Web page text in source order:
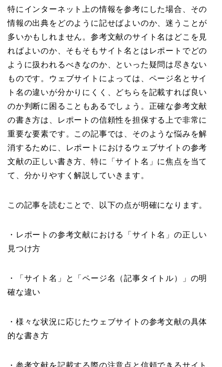
特にインターネット上の情報を参考にした場合、その
情報の出典をどのように記せばよいのか、迷うことが
多いかもしれません。参考文献のサイト名はどこを見
ればよいのか、そもそもサイト名とはレポートでどの
ように扱われるべきなのか、といった疑問は尽きない
ものです。ウェブサイトによっては、ページ名とサイ
ト名の違いが分かりにくく、どちらを記載すれば良い
のか判断に困ることもあるでしょう。正確な参考文献
の書き方は、レポートの信頼性を担保する上で非常に
重要な要素です。この記事では、そのような悩みを解
消するために、レポートにおけるウェブサイトの参考
文献の正しい書き方、特に「サイト名」に焦点を当て
て、分かりやすく解説していきます。
この記事を読むことで、以下の点が明確になります。
・レポートの参考文献における「サイト名」の正しい
見つけ方
・「サイト名」と「ページ名（記事タイトル）」の明
確な違い
・様々な状況に応じたウェブサイトの参考文献の具体
的な書き方
・参考文献を記載する際の注意点と信頼できるサイト